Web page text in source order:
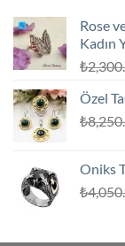
Rose
Kadın
₺
Özel
₺
Oniks
₺